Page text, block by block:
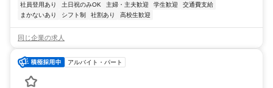
社員登用あり 土日祝のみOK 主婦・主夫歓迎 学生歓迎
交通費支給
まかないあり
シフト制 社割あり 高校生歓迎
同じ企業の求人
アルバイト・パート